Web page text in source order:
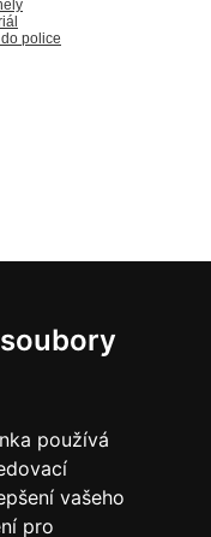
používá
vašeho
pro
police